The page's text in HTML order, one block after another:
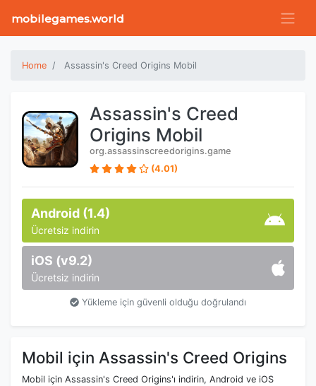
mobilegames.world
Home Assassin's Creed Origins Mobil
Assassin's Creed
Origins Mobil
org.assassinscreedorigins.game
(4.01)
Android (1.4)
Ücretsiz indirin
iOS (v9.2)
Ücretsiz indirin
Yükleme için güvenli olduğu doğrulandı
Mobil için Assassin's Creed Origins
Mobil için Assassin's Creed Origins'ı indirin, Android ve iOS